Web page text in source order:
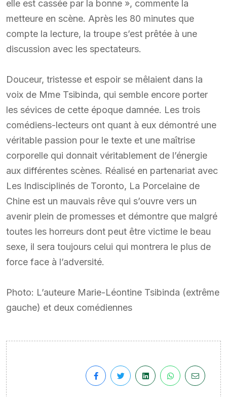
elle est cassée par la bonne », commente la
metteure en scène. Après les 80 minutes que
compte la lecture, la troupe s’est prêtée à une
discussion avec les spectateurs.
Douceur, tristesse et espoir se mêlaient dans la
voix de Mme Tsibinda, qui semble encore porter
les sévices de cette époque damnée. Les trois
comédiens-lecteurs ont quant à eux démontré une
véritable passion pour le texte et une maîtrise
corporelle qui donnait véritablement de l’énergie
aux différentes scènes. Réalisé en partenariat avec
Les Indisciplinés de Toronto, La Porcelaine de
Chine est un mauvais rêve qui s’ouvre vers un
avenir plein de promesses et démontre que malgré
toutes les horreurs dont peut être victime le beau
sexe, il sera toujours celui qui montrera le plus de
force face à l’adversité.
Photo: L’auteure Marie-Léontine Tsibinda (extrême
gauche) et deux comédiennes